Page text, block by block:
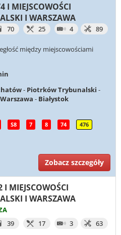
I MIEJSCOWOŚCI
I WARSZAWA
70 25 4 89
między miejscowościami
- Piotrków Trybunalski -
Warszawa - Białystok
S8 7 8 74 476
Zobacz szczegóły
I MIEJSCOWOŚCI
I WARSZAWA
39
17 3 63